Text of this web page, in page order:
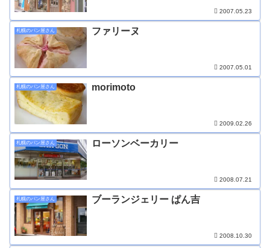
2007.05.23
札幌のパン屋さん ファリーヌ
2007.05.01
札幌のパン屋さん morimoto
2009.02.26
札幌のパン屋さん ローソンベーカリー
2008.07.21
札幌のパン屋さん ブーランジェリー ぱん吉
2008.10.30